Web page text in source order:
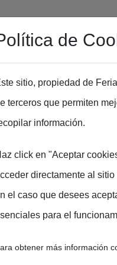
de
sitio, propiedad de
terceros que permiten
información.
click en "Aceptar
directamente al
el caso que desees
para el
obtener más información